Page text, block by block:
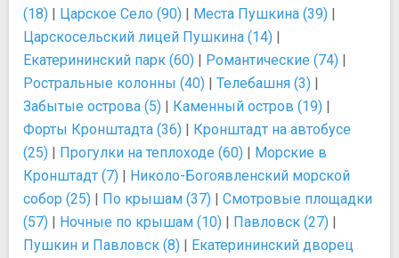
(18) | Царское Село (90) | Места Пушкина (39) |
Царскосельский лицей Пушкина (14) |
Екатерининский парк (60) | Романтические (74) |
Ростральные колонны (40) | Телебашня (3) |
Забытые острова (5) | Каменный остров (19) |
Форты Кронштадта (36) | Кронштадт на автобусе
(25) | Прогулки на теплоходе (60) | Морские в
Кронштадт (7) | Николо-Богоявленский морской
собор (25) | По крышам (37) | Смотровые площадки
(57) | Ночные по крышам (10) | Павловск (27) |
Пушкин и Павловск (8) | Екатерининский дворец